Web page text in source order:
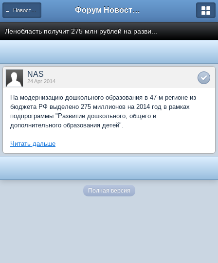
← Новости рынка недвижимости Форум Новостройки
Ленобласть получит 275 млн рублей на разви...
NAS
24 Apr 2014
На модернизацию дошкольного образования в 47-м регионе из
бюджета РФ выделено 275 миллионов на 2014 год в рамках
подпрограммы "Развитие дошкольного, общего и
дополнительного образования детей".
Читать дальше
Полная версия